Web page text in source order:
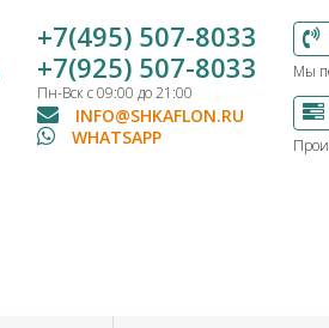
+7(495) 507-8033
+7(925) 507-8033
Пн-Вск с 09:00 до 21:00
INFO@SHKAFLON.RU
WHATSAPP
Мы